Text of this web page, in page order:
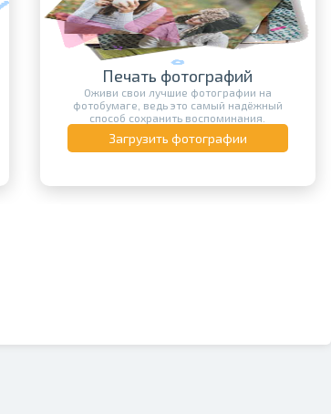
Печать фотографий
Оживи свои лучшие фотографии на
фотобумаге, ведь это самый надёжный
способ сохранить воспоминания.
Загрузить фотографии